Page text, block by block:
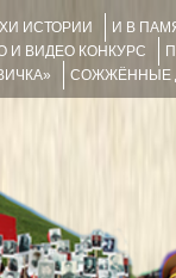
ИСТОРИИ И В
И ВИДЕО КОНКУРС
СОЖЖЁННЫЕ